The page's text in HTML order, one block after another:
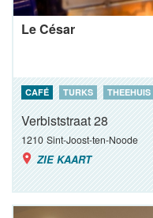
Le César
CAFÉ TURKS THEEHUIS
Verbiststraat 28
1210 Sint-Joost-ten-Noode
ZIE KAART